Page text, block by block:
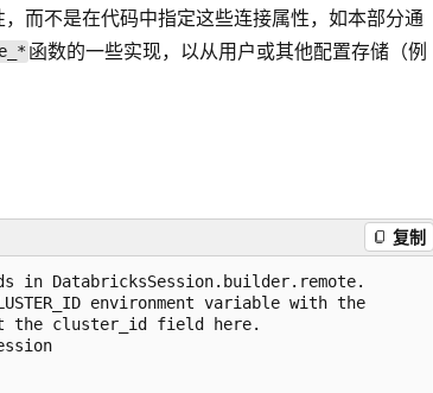
而不是在代码中指定这些连接属性，如本部分通
函数的一些实现，以从用户或其他配置存储（例
复制
DatabricksSession.builder.remote.
environment variable with the
the cluster_id field here.